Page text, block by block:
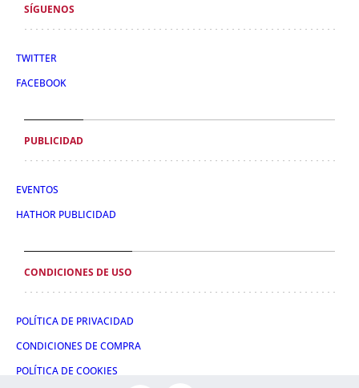
SÍGUENOS
TWITTER
FACEBOOK
PUBLICIDAD
EVENTOS
HATHOR PUBLICIDAD
CONDICIONES DE USO
POLÍTICA DE PRIVACIDAD
CONDICIONES DE COMPRA
POLÍTICA DE COOKIES